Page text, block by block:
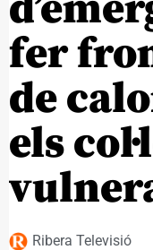
fer
de
els
Ribera Televisió